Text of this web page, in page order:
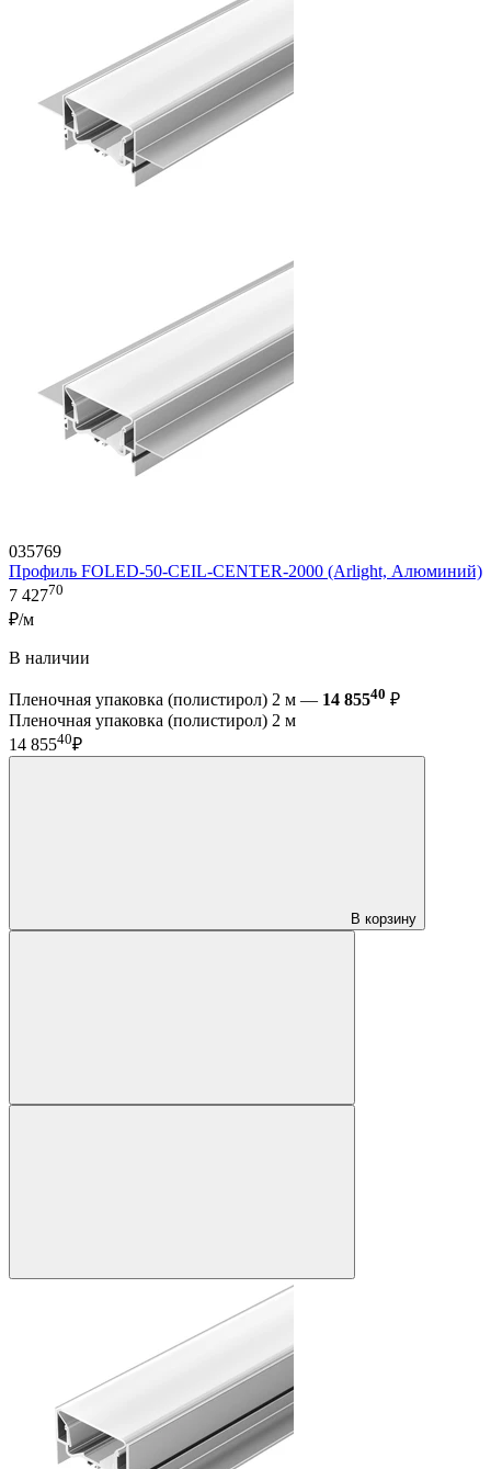
035769
Профиль FOLED-50-CEIL-CENTER-2000 (Arlight, Алюминий)
7 42770
₽/м
В наличии
Пленочная упаковка (полистирол) 2 м — 14 85540 ₽
Пленочная упаковка (полистирол) 2 м
14 85540₽
В корзину